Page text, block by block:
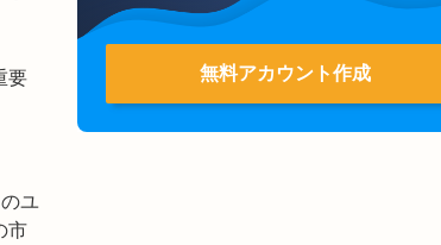
要
ユ
市
無料アカウント作成